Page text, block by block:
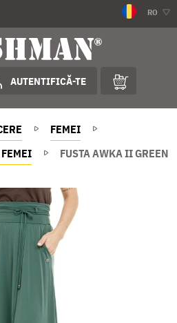
RO
AUTENTIFICĂ-TE
FEMEI
FUSTA AWKA II GREEN